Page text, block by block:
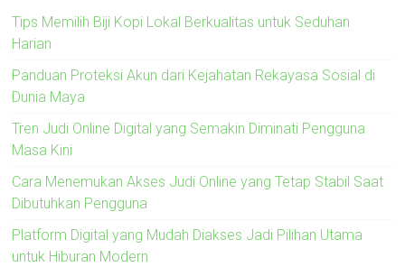
Tips Memilih Biji Kopi Lokal Berkualitas untuk Seduhan
Harian
Panduan Proteksi Akun dari Kejahatan Rekayasa Sosial di
Dunia Maya
Tren Judi Online Digital yang Semakin Diminati Pengguna
Masa Kini
Cara Menemukan Akses Judi Online yang Tetap Stabil Saat
Dibutuhkan Pengguna
Platform Digital yang Mudah Diakses Jadi Pilihan Utama
untuk Hiburan Modern